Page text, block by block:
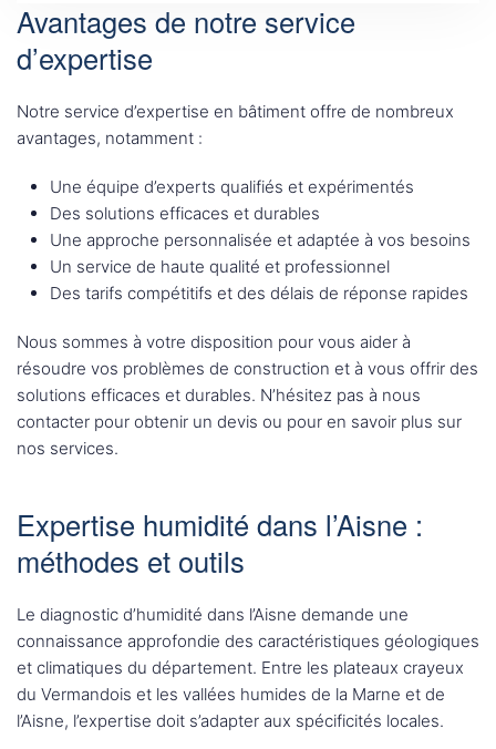
Avantages de notre service
d’expertise
Notre service d’expertise en bâtiment offre de nombreux
avantages, notamment :
Une équipe d’experts qualifiés et expérimentés
Des solutions efficaces et durables
Une approche personnalisée et adaptée à vos besoins
Un service de haute qualité et professionnel
Des tarifs compétitifs et des délais de réponse rapides
Nous sommes à votre disposition pour vous aider à
résoudre vos problèmes de construction et à vous offrir des
solutions efficaces et durables. N’hésitez pas à nous
contacter pour obtenir un devis ou pour en savoir plus sur
nos services.
Expertise humidité dans l’Aisne :
méthodes et outils
Le diagnostic d’humidité dans l’Aisne demande une
connaissance approfondie des caractéristiques géologiques
et climatiques du département. Entre les plateaux crayeux
du Vermandois et les vallées humides de la Marne et de
l’Aisne, l’expertise doit s’adapter aux spécificités locales.